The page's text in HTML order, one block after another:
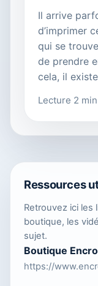
Il arrive
d’imprimer
qui se
de prendre
cela, il
Lecture 2 min
Ressources
Retrouvez ici les
boutique, les
sujet.
Boutique
https://